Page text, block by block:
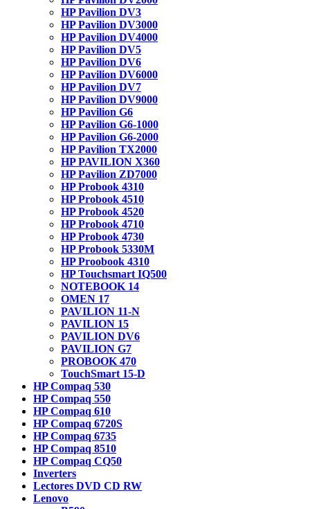
HP Pavilion DV3
HP Pavilion DV3000
HP Pavilion DV4000
HP Pavilion DV5
HP Pavilion DV6
HP Pavilion DV6000
HP Pavilion DV7
HP Pavilion DV9000
HP Pavilion G6
HP Pavilion G6-1000
HP Pavilion G6-2000
HP Pavilion TX2000
HP PAVILION X360
HP Pavilion ZD7000
HP Probook 4310
HP Probook 4510
HP Probook 4520
HP Probook 4710
HP Probook 4730
HP Probook 5330M
HP Proobook 4310
HP Touchsmart IQ500
NOTEBOOK 14
OMEN 17
PAVILION 11-N
PAVILION 15
PAVILION DV6
PAVILION G7
PROBOOK 470
TouchSmart 15-D
HP Compaq 530
HP Compaq 550
HP Compaq 610
HP Compaq 6720S
HP Compaq 6735
HP Compaq 8510
HP Compaq CQ50
Inverters
Lectores DVD CD RW
Lenovo